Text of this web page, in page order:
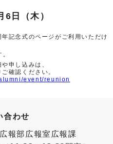
日（木）
記念式のページがご利用いただけ
申し込みは、
確認ください。
event/reunion
合わせ
報部広報室広報課